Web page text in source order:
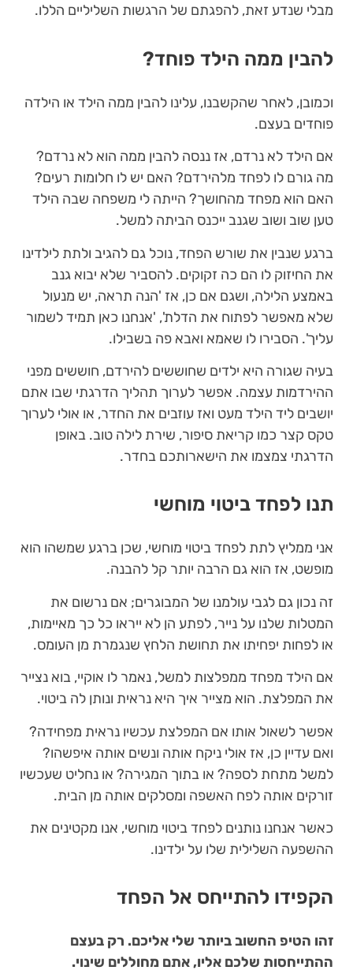
מבלי שנדע זאת, להפגתם של הרגשות השליליים הללו.
להבין ממה הילד פוחד?
וכמובן, לאחר שהקשבנו, עלינו להבין ממה הילד או הילדה
פוחדים בעצם.
אם הילד לא נרדם, אז ננסה להבין ממה הוא לא נרדם?
מה גורם לו לפחד מלהירדם? האם יש לו חלומות רעים?
האם הוא מפחד מהחושך? הייתה לי משפחה שבה הילד
טען שוב ושוב שגנב ייכנס הביתה למשל.
ברגע שנבין את שורש הפחד, נוכל גם להגיב ולתת לילדינו
את החיזוק לו הם כה זקוקים. להסביר שלא יבוא גנב
באמצע הלילה, ושגם אם כן, אז 'הנה תראה, יש מנעול
שלא מאפשר לפתוח את הדלת', 'אנחנו כאן תמיד לשמור
עליך'. הסבירו לו שאמא ואבא פה בשבילו.
בעיה שגורה היא ילדים שחוששים להירדם, חוששים מפני
ההירדמות עצמה. אפשר לערוך תהליך הדרגתי שבו אתם
יושבים ליד הילד מעט ואז עוזבים את החדר, או אולי לערוך
טקס קצר כמו קריאת סיפור, שירת לילה טוב. באופן
הדרגתי צמצמו את הישארותכם בחדר.
תנו לפחד ביטוי מוחשי
אני ממליץ לתת לפחד ביטוי מוחשי, שכן ברגע שמשהו הוא
מופשט, אז הוא גם הרבה יותר קל להבנה.
זה נכון גם לגבי עולמנו של המבוגרים; אם נרשום את
המטלות שלנו על נייר, לפתע הן לא ייראו כל כך מאיימות,
או לפחות יפחיתו את תחושת הלחץ שנגמרת מן העומס.
אם הילד מפחד ממפלצות למשל, נאמר לו אוקיי, בוא נצייר
את המפלצת. הוא מצייר איך היא נראית ונותן לה ביטוי.
אפשר לשאול אותו אם המפלצת עכשיו נראית מפחידה?
ואם עדיין כן, אז אולי ניקח אותה ונשים אותה איפשהו?
למשל מתחת לספה? או בתוך המגירה? או נחליט שעכשיו
זורקים אותה לפח האשפה ומסלקים אותה מן הבית.
כאשר אנחנו נותנים לפחד ביטוי מוחשי, אנו מקטינים את
ההשפעה השלילית שלו על ילדינו.
הקפידו להתייחס אל הפחד
זהו הטיפ החשוב ביותר שלי אליכם. רק בעצם
ההתייחסות שלכם אליו, אתם מחוללים שינוי.